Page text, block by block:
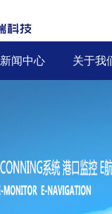
新闻中心 关于我